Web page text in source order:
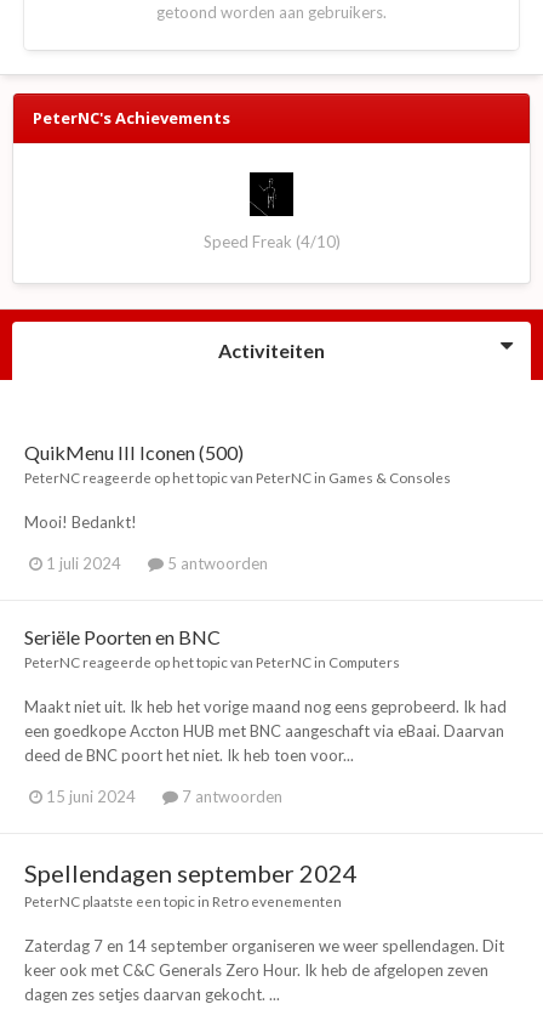
getoond worden aan gebruikers.
PeterNC's Achievements
Speed Freak (4/10)
Activiteiten
QuikMenu III Iconen (500)
PeterNC reageerde op het topic van PeterNC in Games & Consoles
Mooi! Bedankt!
1 juli 2024 5 antwoorden
Seriële Poorten en BNC
PeterNC reageerde op het topic van PeterNC in Computers
Maakt niet uit. Ik heb het vorige maand nog eens geprobeerd. Ik had
een goedkope Accton HUB met BNC aangeschaft via eBaai. Daarvan
deed de BNC poort het niet. Ik heb toen voor...
15 juni 2024 7 antwoorden
Spellendagen september 2024
PeterNC plaatste een topic in Retro evenementen
Zaterdag 7 en 14 september organiseren we weer spellendagen. Dit
keer ook met C&C Generals Zero Hour. Ik heb de afgelopen zeven
dagen zes setjes daarvan gekocht. ...